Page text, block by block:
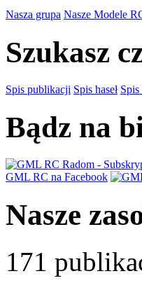
Nasza grupa Nasze Modele
Szukasz
Spis publikacji Spis haseł Spis
Bądz na
GML RC na Facebook
Nasze
171